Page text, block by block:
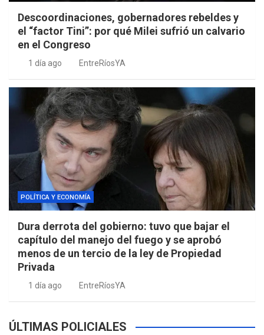
Descoordinaciones, gobernadores rebeldes y
el “factor Tini”: por qué Milei sufrió un calvario
en el Congreso
1 día ago EntreRíosYA
POLÍTICA Y ECONOMÍA
Dura derrota del gobierno: tuvo que bajar el
capítulo del manejo del fuego y se aprobó
menos de un tercio de la ley de Propiedad
Privada
1 día ago EntreRíosYA
ÚLTIMAS POLICIALES